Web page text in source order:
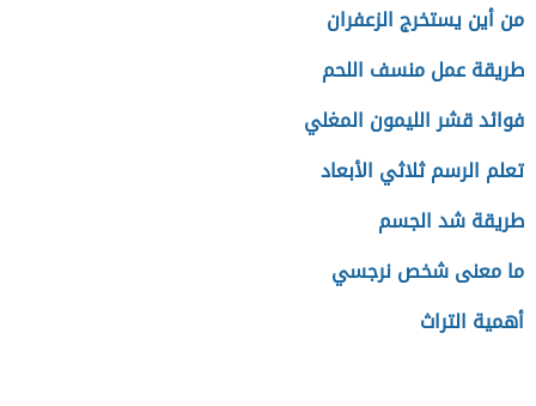
من أين يستخرج الزعفران
طريقة عمل منسف اللحم
فوائد قشر الليمون المغلي
تعلم الرسم ثلاثي الأبعاد
طريقة شد الجسم
ما معنى شخص نرجسي
أهمية التراث